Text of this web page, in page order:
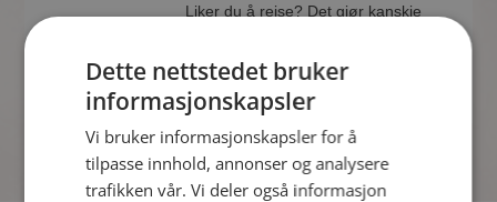
Liker du å reise? Det gjør kanskje
spennende fakta.
Dette nettstedet bruker
informasjonskapsler
Vi bruker informasjonskapsler for å
tilpasse innhold, annonser og analysere
trafikken vår. Vi deler også informasjon